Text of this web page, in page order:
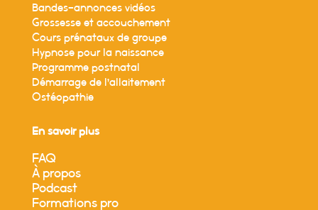
Bandes-annonces vidéos
Grossesse et accouchement
Cours prénataux de groupe
Hypnose pour la naissance
Programme postnatal
Démarrage de l’allaitement
Ostéopathie
En savoir plus
FAQ
À propos
Podcast
Formations pro